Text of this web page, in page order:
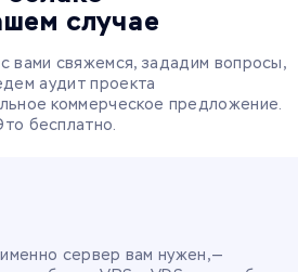
случае
вами свяжемся, зададим вопросы,
аудит проекта
коммерческое предложение.
бесплатно.
сервер вам нужен, —